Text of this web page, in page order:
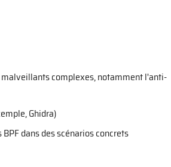
complexes, notamment l'anti-
Ghidra)
dans des scénarios concrets